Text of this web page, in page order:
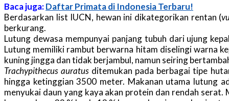
Baca juga:Daftar Primata di Indonesia Terbaru!
Berdasarkan list IUCN, hewan ini dikategorikan rentan (
berkurang.
Lutung dewasa mempunyai panjang tubuh dari ujung
Lutung memiliki rambut berwarna hitam diselingi warna
kuning jingga dan tidak berjambul, namun seiring
Trachypithecus auratus ditemukan pada berbagai tipe
hingga ketinggian 3500 meter. Makanan utama lutung
menyukai daun yang kaya akan protein dan rendah